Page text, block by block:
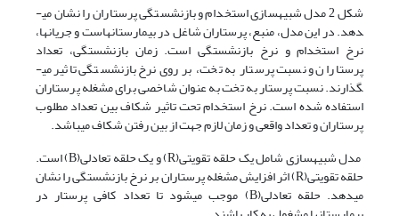
شکل 2 مدل شبیه­سازی استخدام و بازنشستگی پرستاران را نشان می­
دهد. در این مدل، منبع، پرستاران شاغل در بیمارستان­هاست و جریان­ها،
نرخ استخدام و نرخ بازنشستگی است. زمان بازنشستگی، تعداد
پرستاران و نسبت پرستار به تخت، بر روی نرخ بازنشستگی تاثیر می­
گذارند. نسبت پرستار به تخت به عنوان شاخصی برای مشغله پرستاران
استفاده شده است. نرخ استخدام تحت تاثیر شکاف بین تعداد مطلوب
پرستاران و تعداد واقعی و زمان لازم جهت از بین رفتن شکاف می­باشد.
مدل شبیه­سازی شامل یک حلقه تقویتی(R) و یک حلقه تعادلی(B) است.
حلقه تقویتی(R) اثر افزایش مشغله پرستاران بر نرخ بازنشستگی را نشان
می­دهد. حلقه تعادلی(B) موجب می­شود تا تعداد کافی پرستار در